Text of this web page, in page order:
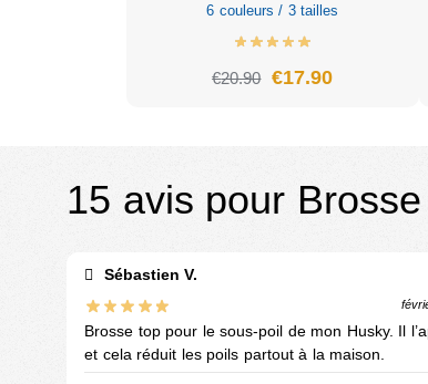
6 couleurs / 3 tailles
€20.90 €17.90
15 avis pour
Sébastien V.
Brosse top pour le sous-poil de mon Husky. Il
et cela réduit les poils partout à la maison.